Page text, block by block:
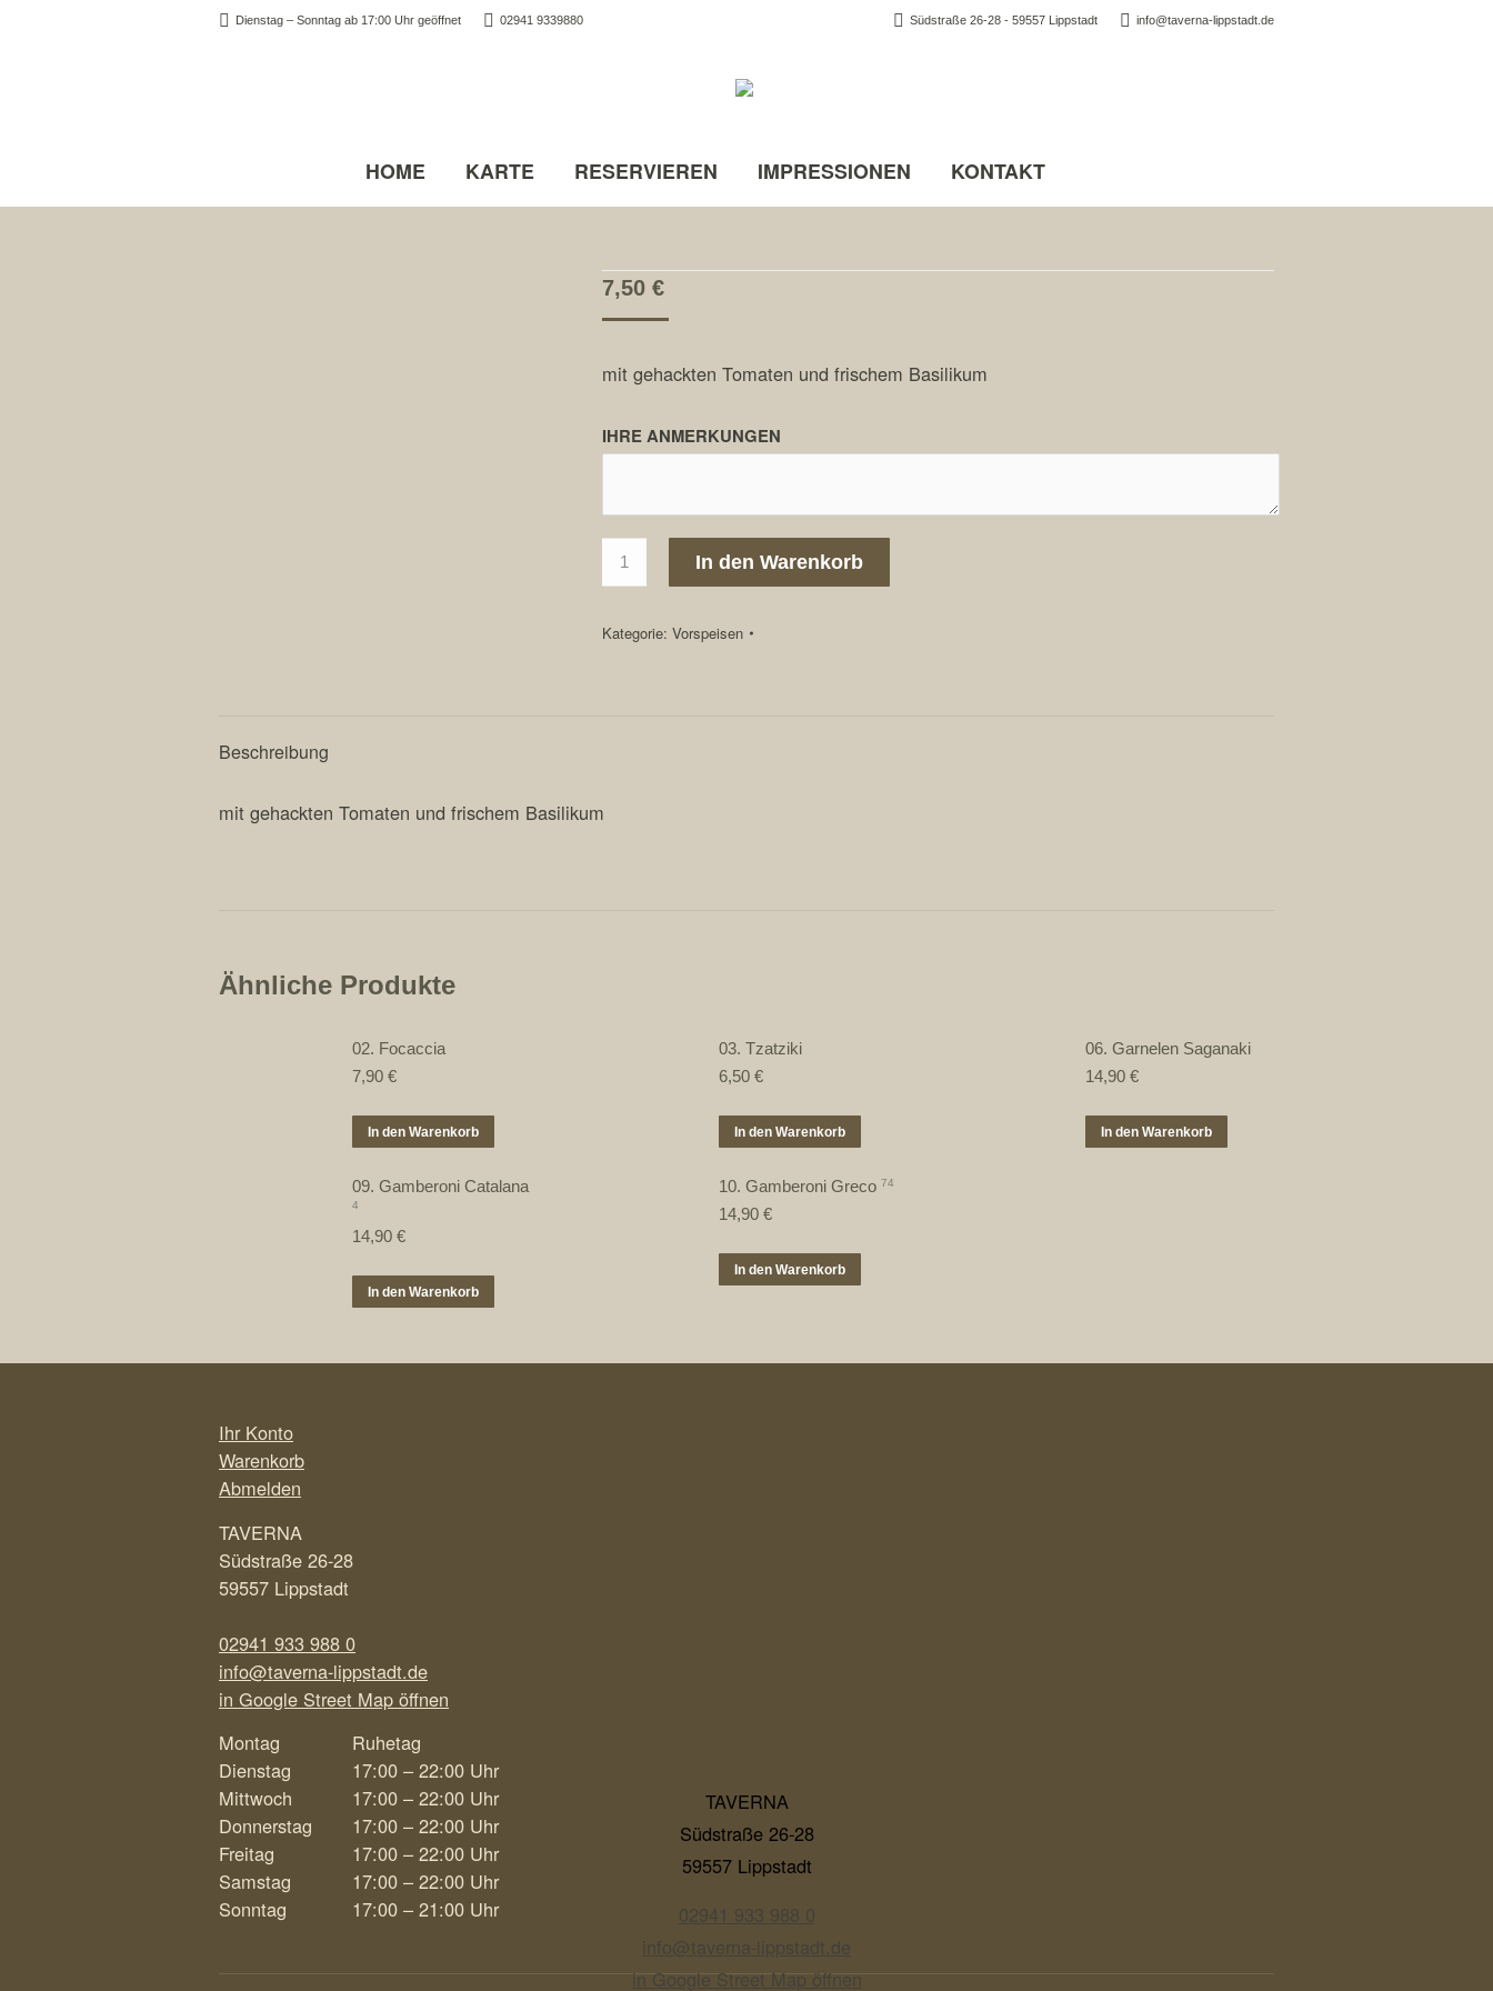
Dienstag – Sonntag ab 17:00 Uhr geöffnet 02941 9339880 Südstraße 26-28 - 59557 Lippstadt info@taverna-lippstadt.de
HOME KARTE RESERVIEREN IMPRESSIONEN KONTAKT
TAVERNA
Südstraße 26-28
59557 Lippstadt
02941 933 988 0
info@taverna-lippstadt.de
in Google Street Map öffnen
7,50 €
mit gehackten Tomaten und frischem Basilikum
IHRE ANMERKUNGEN
Bruschetta
In den Warenkorb
Kategorie: Vorspeisen
Beschreibung
mit gehackten Tomaten und frischem Basilikum
Ähnliche Produkte
02. Focaccia
7,90 €
In den Warenkorb
03. Tzatziki
6,50 €
In den Warenkorb
06. Garnelen Saganaki
14,90 €
In den Warenkorb
09. Gamberoni Catalana
4
14,90 €
In den Warenkorb
10. Gamberoni Greco 74
14,90 €
In den Warenkorb
Ihr Konto
Warenkorb
Abmelden
TAVERNA
Südstraße 26-28
59557 Lippstadt
02941 933 988 0
info@taverna-lippstadt.de
in Google Street Map öffnen
Montag
Ruhetag
Dienstag
17:00 – 22:00 Uhr
Mittwoch
17:00 – 22:00 Uhr
Donnerstag
17:00 – 22:00 Uhr
Freitag
17:00 – 22:00 Uhr
Samstag
17:00 – 22:00 Uhr
Sonntag
17:00 – 21:00 Uhr